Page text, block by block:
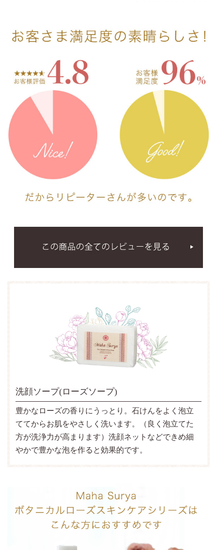
洗顔ソープ(ローズソープ)
豊かなローズの香りにうっとり。石けんをよく泡立
ててからお肌をやさしく洗います。（良く泡立てた
方が洗浄力が高まります）洗顔ネットなどできめ細
やかで豊かな泡を作ると効果的です。